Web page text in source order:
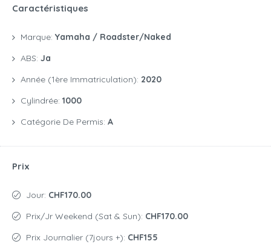
Caractéristiques
Marque: Yamaha / Roadster/naked
ABS: Ja
Année (1ère Immatriculation): 2020
Cylindrée: 1000
Catégorie De Permis: A
Prix
Jour: CHF170.00
Prix/jr Weekend (Sat & Sun): CHF170.00
Prix Journalier (7jours +): CHF155